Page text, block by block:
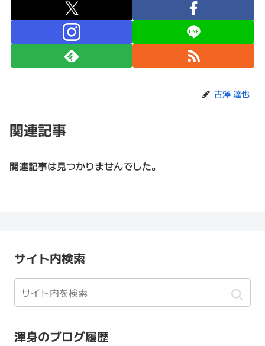
古澤 達也
関連記事
関連記事は見つかりませんでした。
サイト内検索
渾身のブログ履歴